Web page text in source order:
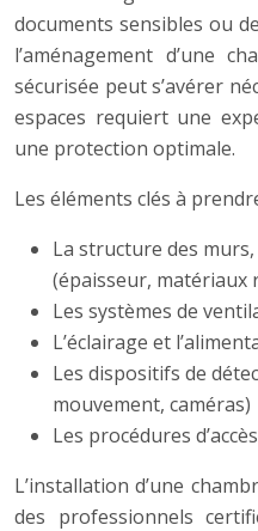
documents sensibles ou
l’aménagement d’une
sécurisée peut s’avérer
espaces requiert une
une protection optimale.
Les éléments clés à
La structure des
(épaisseur, matériaux
Les systèmes de
L’éclairage et
Les dispositifs de
mouvement, caméras)
Les procédures
L’installation d’une
des professionnels